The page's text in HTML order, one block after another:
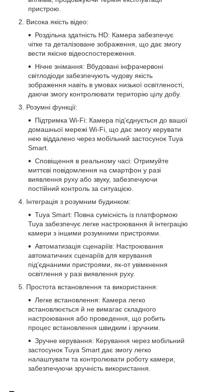
пристрою.
Висока якість відео:
Роздільна здатність HD: Камера забезпечує
чітке та деталізоване зображення, що дає змогу
вести якісне відеоспостереження.
Нічне знімання: Вбудовані інфрачервоні
світлодіоди забезпечують чудову якість
зображення навіть в умовах низької освітленості,
даючи змогу контролювати територію цілу добу.
Розумні функції:
Підтримка Wi-Fi: Камера під'єднується до вашої
домашньої мережі Wi-Fi, що дає змогу керувати
нею віддалено через мобільний застосунок Tuya
Smart.
Сповіщення в реальному часі: Отримуйте
миттєві повідомлення на смартфон у разі
виявлення руху або звуку, забезпечуючи
постійний контроль за ситуацією.
Інтеграція з розумним будинком:
Tuya Smart: Повна сумісність із платформою
Tuya забезпечує легке настроювання й інтеграцію
камери з іншими розумними пристроями.
Автоматизація сценаріїв: Настроювання
автоматичних сценаріїв для керування
під'єднаними пристроями, як-от увімкнення
освітлення у разі виявлення руху.
Простота встановлення та використання:
Легке встановлення: Камера легко
встановлюється й не вимагає складного
настроювання або проведення, що робить
процес встановлення швидким і зручним.
Зручне керування: Керування через мобільний
застосунок Tuya Smart дає змогу легко
налаштувати та контролювати роботу камери,
забезпечуючи зручність використання.